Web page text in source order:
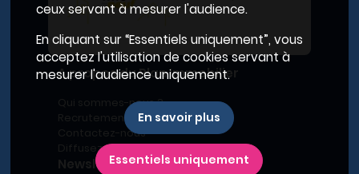
A propos du Plan Immobilier
Qui sommes-nous ?
Recrutement
Contactez-nous
Diffusez votre programme
Newsletter
ceux servant à mesurer l'audience.
En cliquant sur “Essentiels uniquement”, vous
acceptez l'utilisation de cookies servant à
mesurer l'audience uniquement.
En savoir plus
Essentiels uniquement